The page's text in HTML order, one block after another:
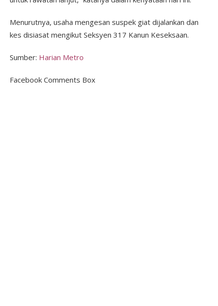
Menurutnya, usaha mengesan suspek giat dijalankan dan
kes disiasat mengikut Seksyen 317 Kanun Keseksaan.
Sumber: Harian Metro
Facebook Comments Box